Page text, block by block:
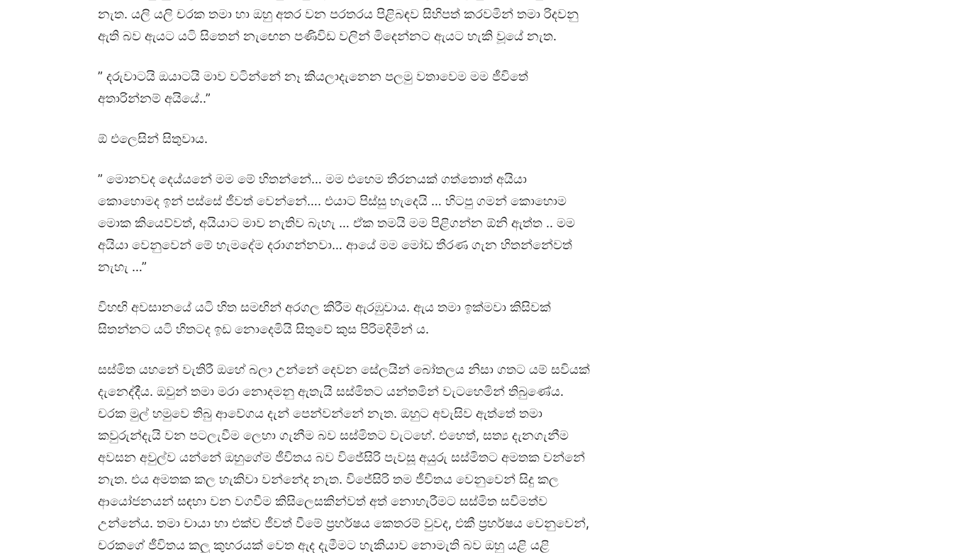
නැත. යලි යලි චරක තමා හා ඔහු අතර වන පරතරය පිළිබඳව සිහිපත් කරවමින් තමා රිදවනු
ඇති බව ඇයට යටි සිතෙන් නැඟෙන පණිවිඩ වලින් මිදෙන්නට ඇයට හැකි වූයේ නැත.
” දරුවාටයි ඔයාටයි මාව වටින්නේ නෑ කියලාදැනෙන පලමු වතාවෙම මම ජීවිතේ
අතාරින්නම් අයියේ..”
ඕ එලෙසින් සිතුවාය.
” මොනවද දෙය්යනේ මම මේ හිතන්නේ… මම එහෙම තීරනයක් ගත්තොත් අයියා
කොහොමද ඉන් පස්සේ ජීවත් වෙන්නේ…. එයාට පිස්සු හැදෙයි … හිටපු ගමන් කොහොම
මොක කියෙව්වත්, අයියාට මාව නැතිව බැහැ … ඒක තමයි මම පිළිගන්න ඕනි ඇත්ත .. මම
අයියා වෙනුවෙන් මේ හැමදේම දරාගන්නවා… ආයේ මම මෝඩ තීරණ ගැන හිතන්නේවත්
නැහැ …”
විහඟි අවසානයේ යටි හිත සමඟින් අරගල කිරීම ඇරඹුවාය. ඇය තමා ඉක්මවා කිසිවක්
සිතන්නට යටි හිතටද ඉඩ නොදෙමියි සිතුවේ කුස පිරිමදිමින් ය.
සස්මිත යහනේ වැතිරී ඔහේ බලා උන්නේ දෙවන සේලයින් බෝතලය නිසා ගතට යම් සවියක්
දැනෙද්දීය. ඔවුන් තමා මරා නොදමනු ඇතැයි සස්මිතට යන්තමින් වැටහෙමින් තිබුණේය.
චරක මුල් හමුවෙ තිබු ආවේගය දැන් පෙන්වන්නේ නැත. ඔහුට අවැසිව ඇත්තේ තමා
කවුරුන්දැයි වන පටලැවීම ලෙහා ගැනීම බව සස්මිතට වැටහේ. එහෙත්, සත්‍ය දැනගැනීම
අවසන අවුල්ව යන්නේ ඔහුගේම ජීවිතය බව විජේසිරි පැවසූ අයුරු සස්මිතට අමතක වන්නේ
නැත. එය අමතක කල හැකිවා වන්නේද නැත. විජේසිරි තම ජීවිතය වෙනුවෙන් සිදු කල
ආයෝජනයන් සඳහා වන වගවීම කිසිලෙසකින්වත් අත් නොහැරීමට සස්මිත සවිමත්ව
උන්නේය. තමා චායා හා එක්ව ජීවත් වීමේ ප්‍රහර්ෂය කෙතරම් වුවද, එකී ප්‍රහර්ෂය වෙනුවෙන්,
චරකගේ ජීවිතය කලු කුහරයක් වෙත ඇද දැමීමට හැකියාව නොමැති බව ඔහු යළි යළි